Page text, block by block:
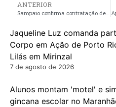
ANTERIOR
Sampaio confirma contratação de atacante para sequência da Série C
Jaqueline Luz comanda
Corpo em Ação de Porto
Lilás em Mirinzal
7 de agosto de 2026
Alunos montam 'motel' e
gincana escolar no